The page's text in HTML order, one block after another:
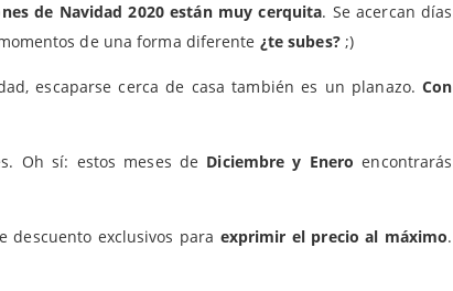
de Navidad 2020 están muy cerquita. Se acercan días
de una forma diferente ¿te subes?;)
escaparse cerca de casa también es un planazo. Con
Oh sí: estos meses de Diciembre y Enero encontrarás
descuento exclusivos para exprimir el precio al máximo.